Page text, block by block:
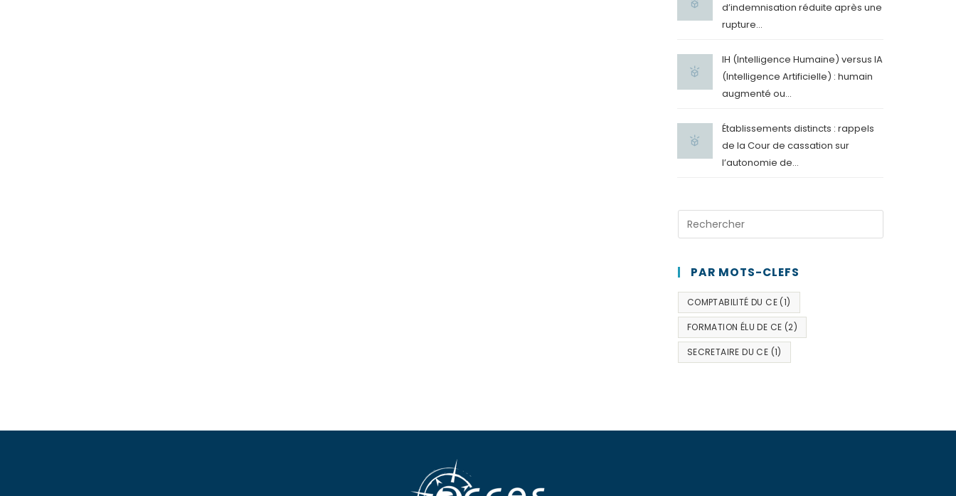
d’indemnisation réduite après une
rupture...
IH (Intelligence Humaine) versus IA
(Intelligence Artificielle) : humain
augmenté ou...
Établissements distincts : rappels
de la Cour de cassation sur
l’autonomie de...
PAR MOTS-CLEFS
COMPTABILITÉ DU CE (1)
FORMATION ÉLU DE CE (2)
SECRETAIRE DU CE (1)